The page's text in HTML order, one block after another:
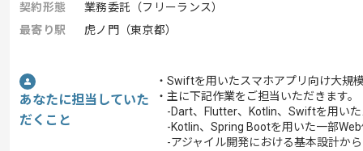
契約形態
業務委託（フリーランス）
最寄り駅
虎ノ門（東京都）
あなたに担当していた
だくこと
・Swiftを用いたスマホアプリ向け大規
・主に下記作業をご担当いただきます。
-Dart、Flutter、Kotlin、Swiftを用いた
-Kotlin、Spring Bootを用いた一部
-アジャイル開発における基本設計か